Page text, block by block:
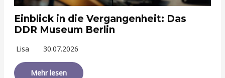
Einblick in die Vergangenheit: Das
DDR Museum Berlin
Lisa 30.07.2026
Mehr lesen